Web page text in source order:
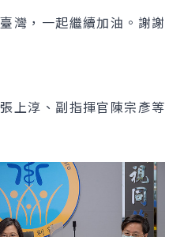
灣，一起繼續加油。謝謝
上淳、副指揮官陳宗彥等